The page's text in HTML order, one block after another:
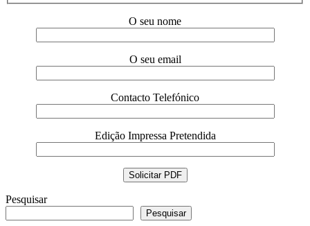
O seu nome
O seu email
Contacto Telefónico
Edição Impressa Pretendida
Pesquisar
Pesquisar